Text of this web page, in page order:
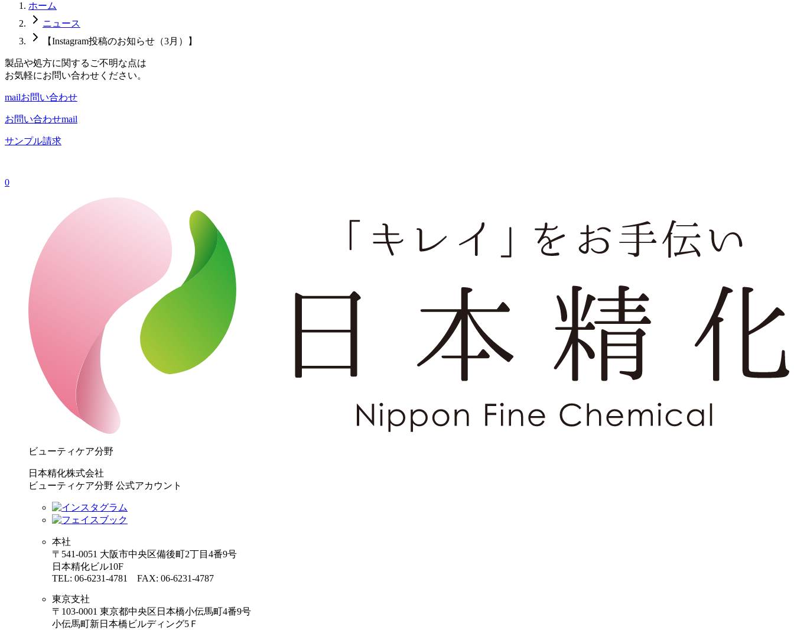
ホーム
ニュース
【Instagram投稿のお知らせ（3月）】
製品や処方に関するご不明な点は
お気軽にお問い合わせください。
mailお問い合わせ
お問い合わせmail
サンプル請求
0
ビューティケア分野
日本精化株式会社
ビューティケア分野 公式アカウント
本社
〒541-0051 大阪市中央区備後町2丁目4番9号
日本精化ビル10F
TEL: 06-6231-4781 FAX: 06-6231-4787
東京支社
〒103-0001 東京都中央区日本橋小伝馬町4番9号
小伝馬町新日本橋ビルディング5Ｆ